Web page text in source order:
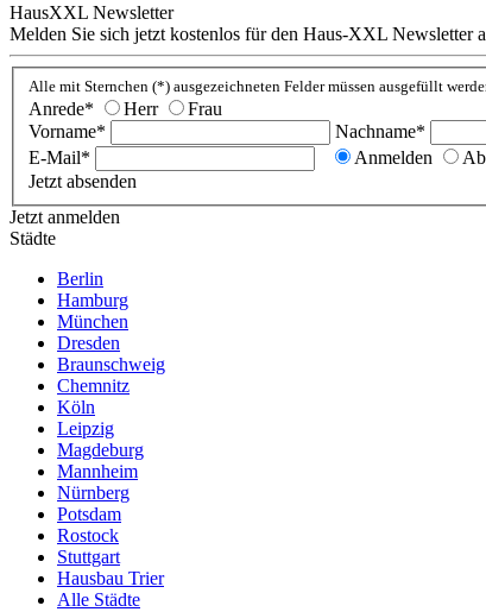
HausXXL Newsletter
Melden Sie sich jetzt kostenlos für den Haus-XXL Newsletter
Alle mit Sternchen (*) ausgezeichneten Felder müssen ausgefüllt
Anrede* Herr
Frau
Vorname*
Nachname*
E-Mail*
Anmelden
Jetzt absenden
Jetzt anmelden
Städte
Berlin
Hamburg
München
Dresden
Braunschweig
Chemnitz
Köln
Leipzig
Magdeburg
Mannheim
Nürnberg
Potsdam
Rostock
Stuttgart
Hausbau Trier
Alle Städte